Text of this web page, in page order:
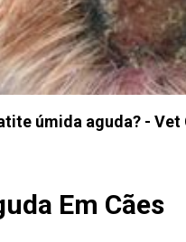
úmida aguda? -
Em Cães